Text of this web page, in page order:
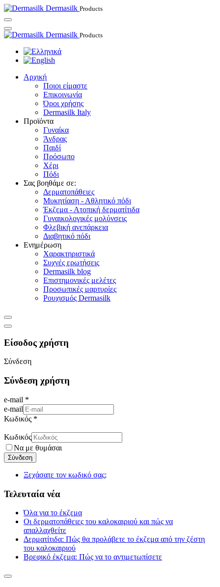
Dermasilk Products
Dermasilk Products
Αρχική
Ποιοι είμαστε
Επικοινωνία
Όροι χρήσης
Dermasilk Italy
Προϊόντα
Γυναίκα
Άνδρας
Παιδί
Πρόσωπο
Χέρι
Πόδι
Σας βοηθάμε σε:
Δερματοπάθειες
Μυκητίαση - Αθλητικό πόδι
Έκζεμα - Ατοπική δερματίτιδα
Γυναικολογικές μολύνσεις
Φλεβική ανεπάρκεια
Διαβητικό πόδι
Ενημέρωση
Χαρακτηριστικά
Συχνές ερωτήσεις
Dermasilk blog
Επιστημονικές μελέτες
Προσωπικές μαρτυρίες
Ρουχισμός Dermasilk
Είσοδος χρήστη
Σύνδεση
Σύνδεση χρήστη
e-mail *
e-mail
Κωδικός *
Κωδικός
Να με θυμάσαι
Ξεχάσατε τον κωδικό σας;
Τελευταία νέα
Όλα για το έκζεμα
Οι δερματοπάθειες του καλοκαιριού και πώς να
απαλλαχθείτε
Δερματίτιδα: Πώς θα προλάβετε το έκζεμα από την ζέστη
του καλοκαιριού
Βρεφικό έκζεμα: Πώς να το αντιμετωπίσετε